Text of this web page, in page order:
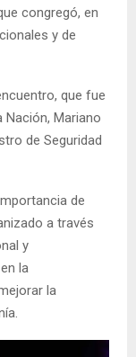
congregó, en
y de
que fue
Mariano
de Seguridad
de
a través
y
la
la